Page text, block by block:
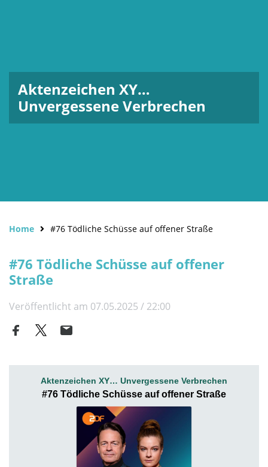
Aktenzeichen XY…
Unvergessene Verbrechen
Home #76 Tödliche Schüsse auf offener Straße
#76 Tödliche Schüsse auf offener
Straße
Veröffentlicht am 07.05.2025 / 22:00